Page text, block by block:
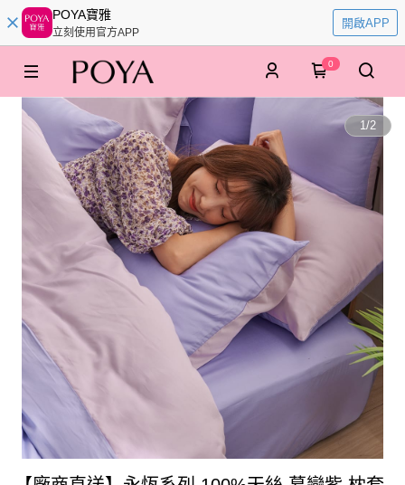
POYA寶雅
立刻使用官方APP
開啟APP
0
1/2